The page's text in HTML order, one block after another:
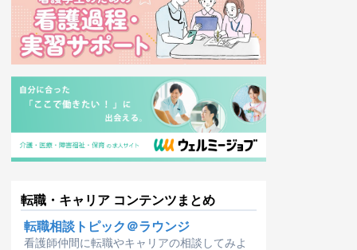
転職・キャリア コンテンツまとめ
転職相談トピック＠ラウンジ
看護師仲間に転職やキャリアの相談してみよ